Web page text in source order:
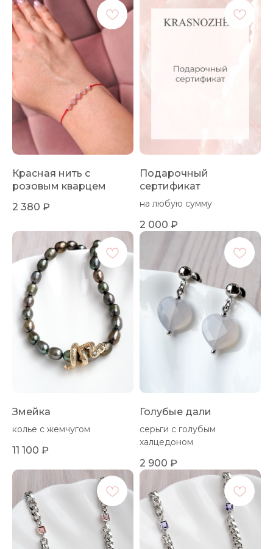
Красная нить с
розовым кварцем
2 380 ₽
Подарочный
сертификат
на любую сумму
2 000 ₽
Змейка
колье с жемчугом
11 100 ₽
Голубые дали
серьги с голубым
халцедоном
2 900 ₽